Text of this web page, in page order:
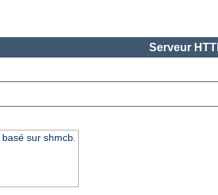
Serveur
sur shmcb.